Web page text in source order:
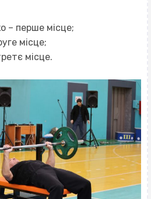
– перше місце;
місце;
місце.